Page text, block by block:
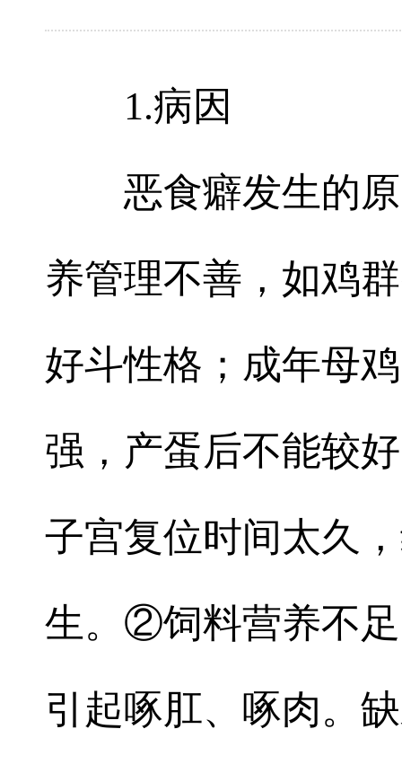
1.病因
恶食癖发生的原
养管理不善，如鸡
好斗性格；成年母
强，产蛋后不能较
子宫复位时间太久
生。②饲料营养不
引起啄肛、啄肉。